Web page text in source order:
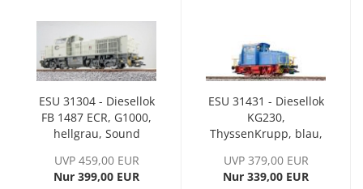
ESU 31304 - Diesellok
FB 1487 ECR, G1000,
hellgrau, Sound
UVP 459,00 EUR
Nur 399,00 EUR
ESU 31431 - Diesellok
KG230,
ThyssenKrupp, blau,
UVP 379,00 EUR
Nur 339,00 EUR